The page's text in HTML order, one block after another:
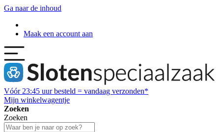
Ga naar de inhoud
Maak een account aan
Vóór 23:45 uur besteld = vandaag verzonden*
Mijn winkelwagentje
Zoeken
Zoeken